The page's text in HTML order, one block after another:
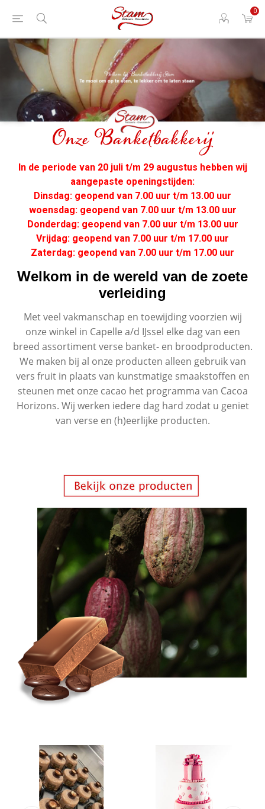
0
Onze Banketbakkerij
In de periode van 20 juli t/m 29 augustus hebben wij
aangepaste openingstijden:
Dinsdag: geopend van 7.00 uur t/m 13.00 uur
woensdag: geopend van 7.00 uur t/m 13.00 uur
Donderdag: geopend van 7.00 uur t/m 13.00 uur
Vrijdag: geopend van 7.00 uur t/m 17.00 uur
Zaterdag: geopend van 7.00 uur t/m 17.00 uur
Welkom in de wereld van de zoete
verleiding
Met veel vakmanschap en toewijding voorzien wij
onze winkel in Capelle a/d IJssel elke dag van een
breed assortiment verse banket- en broodproducten.
We maken bij al onze producten alleen gebruik van
vers fruit in plaats van kunstmatige smaakstoffen en
steunen met onze cacao het programma van Cacoa
Horizons. Wij werken iedere dag hard zodat u geniet
van verse en (h)eerlijke producten.